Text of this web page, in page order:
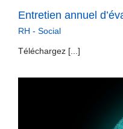
Entretien annuel
RH - Social
Téléchargez [...]